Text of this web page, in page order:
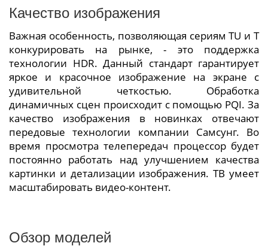
Качество изображения
Важная особенность, позволяющая сериям TU и T
конкурировать на рынке, - это поддержка
технологии HDR. Данный стандарт гарантирует
яркое и красочное изображение на экране с
удивительной четкостью. Обработка
динамичных сцен происходит с помощью PQI. За
качество изображения в новинках отвечают
передовые технологии компании Самсунг. Во
время просмотра телепередач процессор будет
постоянно работать над улучшением качества
картинки и детализации изображения. ТВ умеет
масштабировать видео-контент.
Обзор моделей